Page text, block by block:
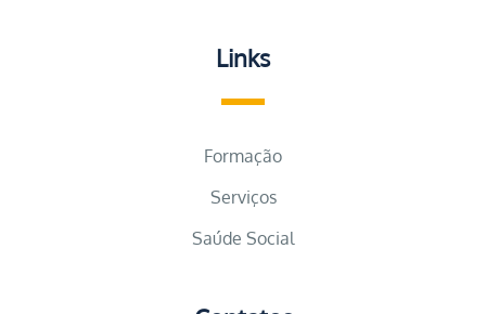
Links
Formação
Serviços
Saúde Social